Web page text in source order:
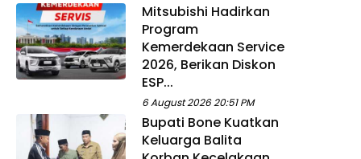
Mitsubishi Hadirkan
Program
Kemerdekaan Service
2026, Berikan Diskon
ESP...
6 August 2026 20:51 PM
Bupati Bone Kuatkan
Keluarga Balita